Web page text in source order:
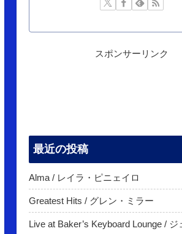
スポンサーリンク
最近の投稿
Alma / レイラ・ピニェイロ
Greatest Hits / グレン・ミラー
Live at Baker’s Keyboard Lounge / ジ